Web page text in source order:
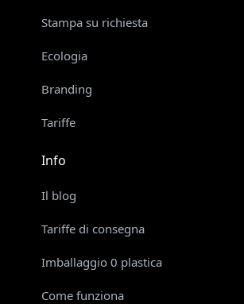
Stampa su richiesta
Ecologia
Branding
Tariffe
Info
Il blog
Tariffe di consegna
Imballaggio 0 plastica
Come funziona